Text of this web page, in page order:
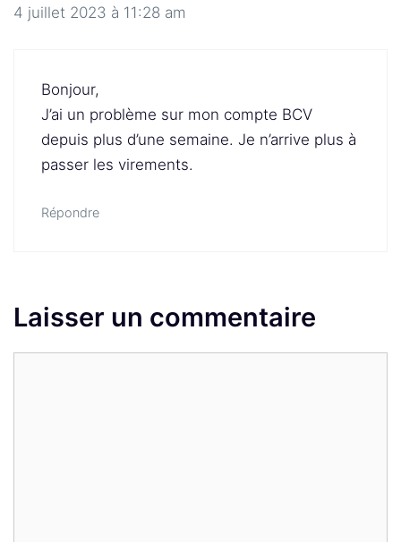
4 juillet 2023 à 11:28 am
Bonjour,
J’ai un problème sur mon compte BCV
depuis plus d’une semaine. Je n’arrive plus à
passer les virements.
Répondre
Laisser un commentaire